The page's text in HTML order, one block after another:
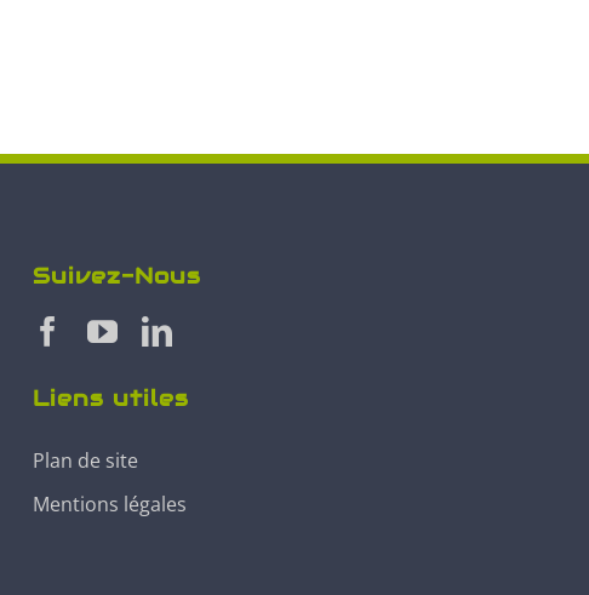
Suivez-Nous
Liens utiles
Plan de site
Mentions légales